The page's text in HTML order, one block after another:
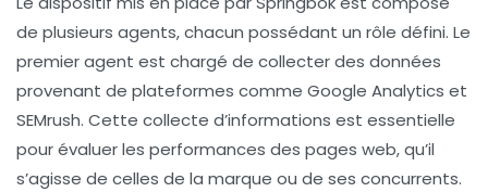
de plusieurs agents, chacun possédant un rôle défini. Le
premier agent est chargé de collecter des données
provenant de plateformes comme Google Analytics et
SEMrush. Cette collecte d’informations est essentielle
pour évaluer les performances des pages web, qu’il
s’agisse de celles de la marque ou de ses concurrents.